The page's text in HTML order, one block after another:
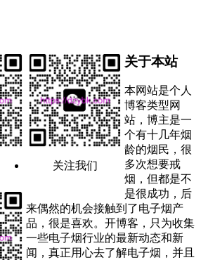
关注我们
关于本站
本网站是个人
博客类型网
站，博主是一
个有十几年烟
龄的烟民，很
多次想要戒
烟，但都是不
是很成功，后
来偶然的机会接触到了电子烟产
品，很是喜欢。开博客，只为收集
一些电子烟行业的最新动态和新
闻，真正用心去了解电子烟，并且